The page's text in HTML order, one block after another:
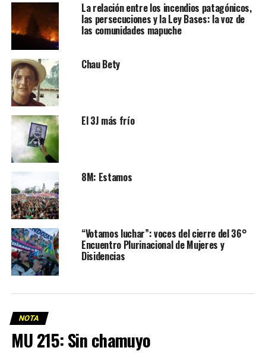
La relación entre los incendios patagónicos,
las persecuciones y la Ley Bases: la voz de
las comunidades mapuche
Chau Bety
El 3J más frío
8M: Estamos
“Votamos luchar”: voces del cierre del 36°
Encuentro Plurinacional de Mujeres y
Disidencias
NOTA
MU 215: Sin chamuyo